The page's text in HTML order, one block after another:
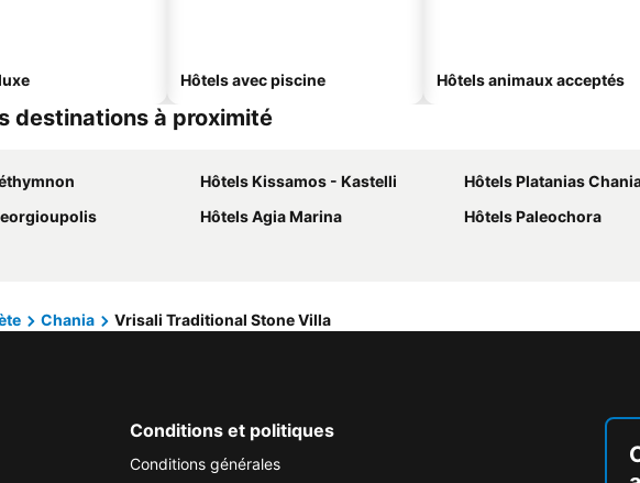
Hôtels avec piscine Hôtels animaux acceptés
destinations à proximité
Hôtels Kissamos - Kastelli
Hôtels Platanias
Hôtels Agia Marina
Hôtels Paleochora
Chania Vrisali Traditional Stone Villa
Conditions et politiques
Conditions générales